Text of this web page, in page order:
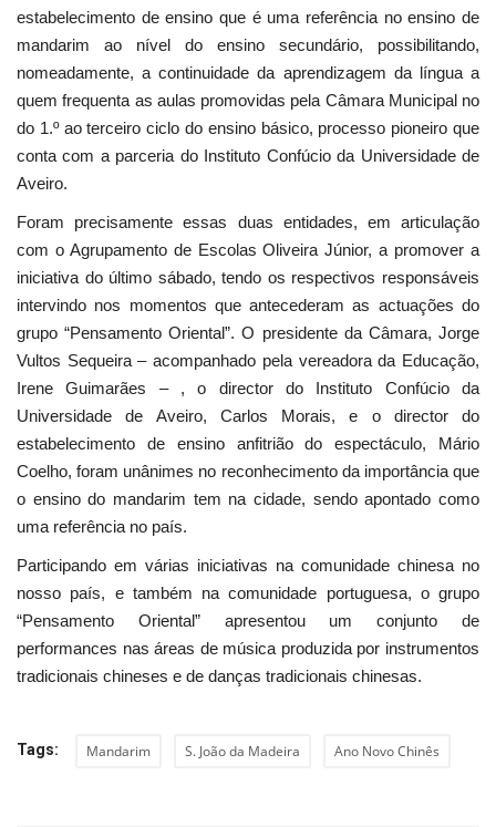
estabelecimento de ensino que é uma referência no ensino de
mandarim ao nível do ensino secundário, possibilitando,
nomeadamente, a continuidade da aprendizagem da língua a
quem frequenta as aulas promovidas pela Câmara Municipal no
do 1.º ao terceiro ciclo do ensino básico, processo pioneiro que
conta com a parceria do Instituto Confúcio da Universidade de
Aveiro.
Foram precisamente essas duas entidades, em articulação
com o Agrupamento de Escolas Oliveira Júnior, a promover a
iniciativa do último sábado, tendo os respectivos responsáveis
intervindo nos momentos que antecederam as actuações do
grupo “Pensamento Oriental”. O presidente da Câmara, Jorge
Vultos Sequeira – acompanhado pela vereadora da Educação,
Irene Guimarães – , o director do Instituto Confúcio da
Universidade de Aveiro, Carlos Morais, e o director do
estabelecimento de ensino anfitrião do espectáculo, Mário
Coelho, foram unânimes no reconhecimento da importância que
o ensino do mandarim tem na cidade, sendo apontado como
uma referência no país.
Participando em várias iniciativas na comunidade chinesa no
nosso país, e também na comunidade portuguesa, o grupo
“Pensamento Oriental” apresentou um conjunto de
performances nas áreas de música produzida por instrumentos
tradicionais chineses e de danças tradicionais chinesas.
Tags: Mandarim S. João da Madeira Ano Novo Chinês